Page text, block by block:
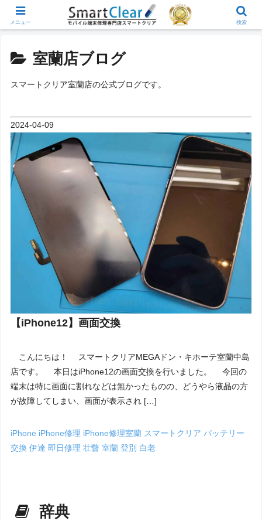
室蘭店ブログ
スマートクリア室蘭店の公式ブログです。
2024-04-09
【iPhone12】画面交換
こんにちは！ スマートクリアMEGAドン・キホーテ室蘭中島
店です。 本日はiPhone12の画面交換を行いました。 今回の
端末は特に画面に割れなどは無かったものの、どうやら液晶の方
が故障してしまい、画面が表示され […]
iPhone iPhone修理 iPhone修理室蘭 スマートクリアバッテリー
交換伊達 即日修理壮瞥室蘭登別 白老
辞典
メニュー 検索